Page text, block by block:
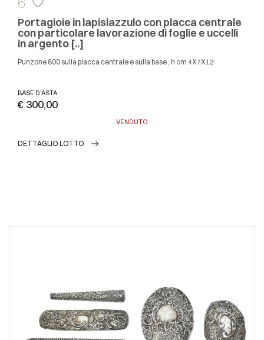
Portagioie in lapislazzulo con placca centrale
con particolare lavorazione di foglie e uccelli
in argento [..]
Punzone 800 sulla placca centrale e sulla base , h cm 4X7X12
BASE D'ASTA
€ 300,00
VENDUTO
DETTAGLIO LOTTO